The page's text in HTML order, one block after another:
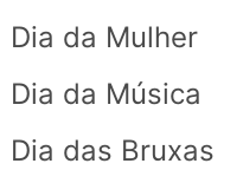
Dia da Mulher
Dia da Música
Dia das Bruxas